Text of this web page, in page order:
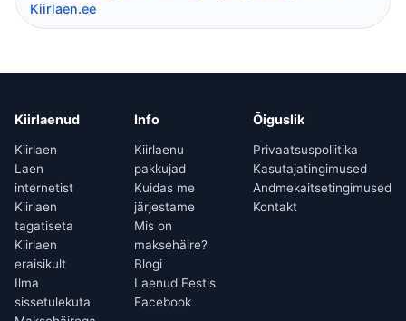
Kiirlaen.ee
Kiirlaenud
Kiirlaen
Laen
internetist
Kiirlaen
tagatiseta
Kiirlaen
eraisikult
Ilma
sissetulekuta
Info
Kiirlaenu
pakkujad
Kuidas me
järjestame
Mis on
maksehäire?
Blogi
Laenud Eestis
Facebook
Õiguslik
Privaatsuspoliitika
Kasutajatingimused
Andmekaitsetingimused
Kontakt